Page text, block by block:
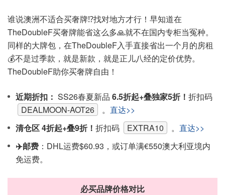
谁说澳洲不适合买奢牌⁉️找对地方才行！早知道在
TheDoubleF买奢牌能省这么多🙏就不在国内专柜当冤种。
同样的大牌包，在TheDoubleF入手直接省出一个月的房租
💰不是过季款，就是新款，就是正儿八经的定价优势。
TheDoubleF助你买奢牌自由！
近期折扣： SS26春夏新品 6.5折起+叠独家5折！ 折扣码
DEALMOON-AOT26
。 直达>>
清仓区 4折起+叠9折！ 折扣码 EXTRA10 。 直达>>
✈️邮费 ：DHL运费$60.93，或订单满€550澳大利亚境内
免运费。
必买品牌价格对比